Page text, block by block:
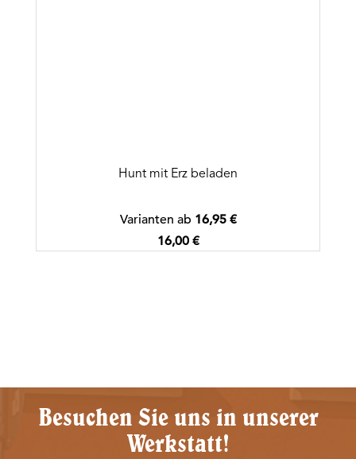
Hunt mit Erz beladen
Varianten ab 16,95 €
Regulärer Preis:
16,00 €
Besuchen Sie uns in unserer
Werkstatt!